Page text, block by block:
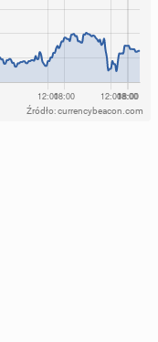
Źródło: currencybeacon.com